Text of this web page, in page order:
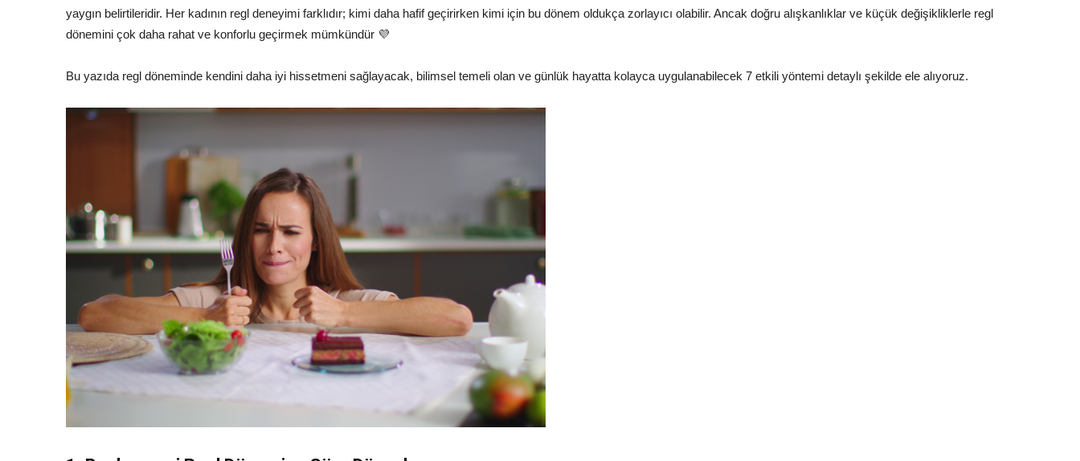
yaygın belirtileridir. Her kadının regl deneyimi farklıdır; kimi daha hafif geçirirken kimi için bu dönem oldukça zorlayıcı olabilir. Ancak doğru alışkanlıklar ve küçük değişikliklerle regl
dönemini çok daha rahat ve konforlu geçirmek mümkündür 💜
Bu yazıda regl döneminde kendini daha iyi hissetmeni sağlayacak, bilimsel temeli olan ve günlük hayatta kolayca uygulanabilecek 7 etkili yöntemi detaylı şekilde ele alıyoruz.